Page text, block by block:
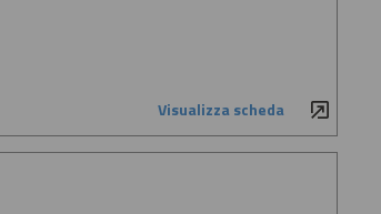
Visualizza scheda